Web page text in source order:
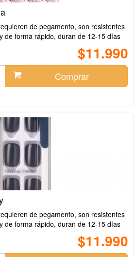
de pegamento, son resistentes
de forma rápido, duran de 12-15 días
$11.990
Comprar
de pegamento, son resistentes
de forma rápido, duran de 12-15 días
$11.990